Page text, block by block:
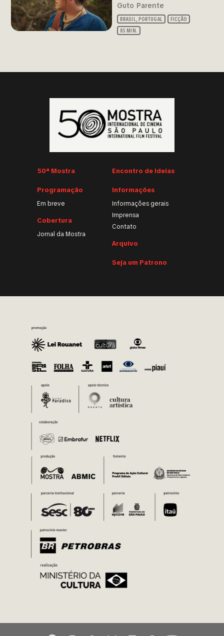
Guto Parente
BRASIL, PORTUGAL
FICÇÃO
85 MIN.
50ª Mostra
Programação
Em breve
Cobertura
Jornal da Mostra
Encontro de Ideias
Informações
Informações gerais
Imprensa
Contato
Arquivo
Seja um Patrono